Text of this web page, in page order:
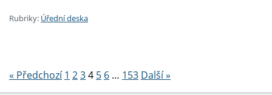
Rubriky: Úřední deska
« Předchozí 1 234 5 6 … 153 Další »